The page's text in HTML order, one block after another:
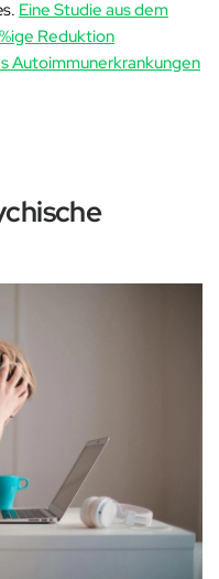
Eine Studie aus dem
Reduktion
Autoimmunerkrankungen